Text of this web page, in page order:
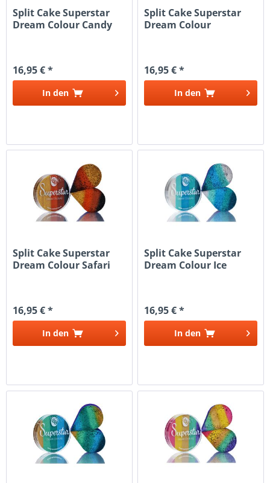
Split Cake Superstar
Dream Colour Candy
16,95 € *
In den
Split Cake Superstar
Dream Colour
16,95 € *
In den
Split Cake Superstar
Dream Colour Safari
16,95 € *
In den
Split Cake Superstar
Dream Colour Ice
16,95 € *
In den